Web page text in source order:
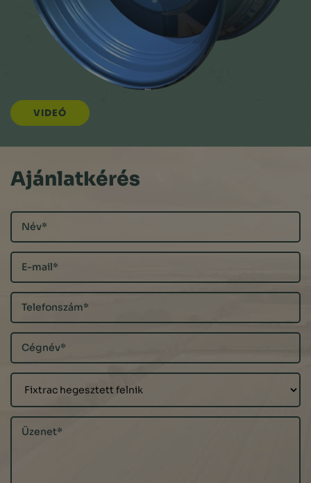
VIDEÓ
Ajánlatkérés